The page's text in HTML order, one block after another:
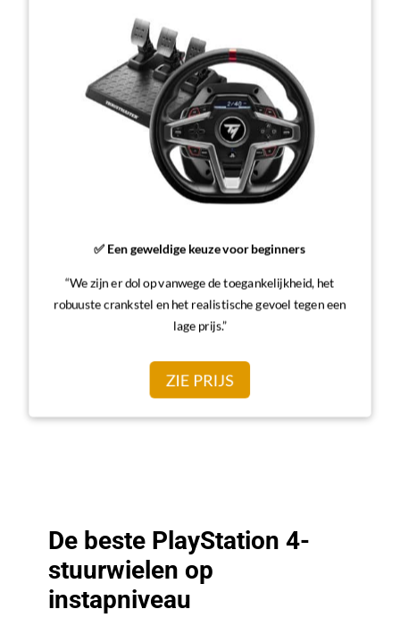
✅ Een geweldige keuze voor beginners
“We zijn er dol op vanwege de toegankelijkheid, het
robuuste crankstel en het realistische gevoel tegen een
lage prijs.”
ZIE PRIJS
De beste PlayStation 4-
stuurwielen op
instapniveau